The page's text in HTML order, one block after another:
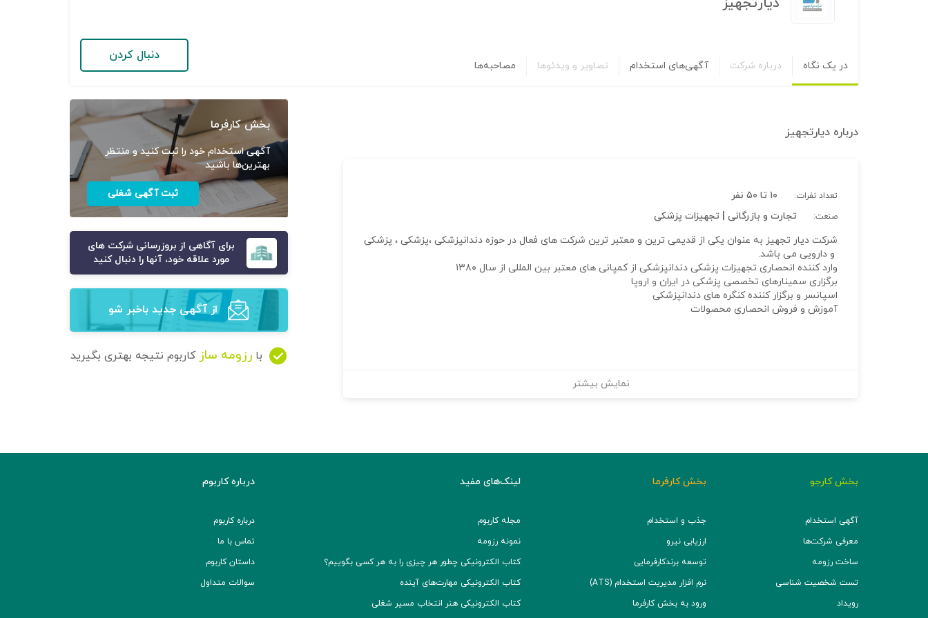
در یک نگاه درباره شرکت آگهی‌های استخدام تصاویر و ویدئوها مصاحبه‌ها
دنبال کردن
درباره دیارتجهیز
تعداد نفرات: ۱۰ تا ۵۰ نفر
صنعت:
تجارت و بازرگانی | تجهیزات پزشکی
شرکت دیار تجهیز به عنوان یکی از قدیمی ترین و معتبر ترین شرکت های فعال در حوزه دندانپزشکی ،پزشکی ، پزشکی
و دارویی می باشد.
وارد کننده انحصاری تجهیزات پزشکی دندانپزشکی از کمپانی های معتبر بین المللی از سال ۱۳۸۰
برگزاری سمینارهای تخصصی پزشکی در ایران و اروپا
اسپانسر و برگزار کننده کنگره های دندانپزشکی
آموزش و فروش انحصاری محصولات
نمایش بیشتر
بخش کارفرما
آگهی استخدام خود را ثبت کنید و منتظر
بهترین‌ها باشید
ثبت آگهی شغلی
برای آگاهی از بروزرسانی شرکت های
مورد علاقه خود، آنها را دنبال کنید
از آگهی‌ جدید باخبر شو
با رزومه ساز کاربوم نتیجه بهتری بگیرید
بخش کارجو
آگهی استخدام
معرفی شرکت‌ها
ساخت رزومه
تست شخصیت شناسی
رویداد
بخش کارفرما
جذب و استخدام
ارزیابی نیرو
توسعه برند‌کارفرمایی
نرم افزار مدیریت استخدام (ATS)
ورود به بخش کارفرما
لینک‌های مفید
مجله کاربوم
نمونه رزومه
کتاب الکترونیکی چطور هر چیزی را به هر کسی بگوییم؟
کتاب الکترونیکی مهارت‌های آینده
کتاب الکترونیکی هنر انتخاب مسیر شغلی
درباره کاربوم
درباره کاربوم
تماس با ما
داستان کاربوم
سوالات متداول